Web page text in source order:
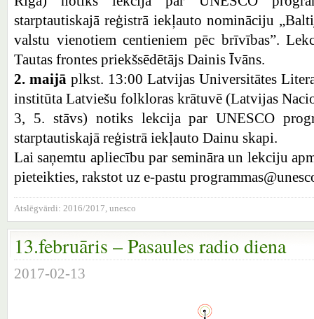
starptautiskajā reģistrā iekļauto nomināciju
valstu vienotiem centieniem pēc brīvības”.
Tautas frontes priekšsēdētājs Dainis Īvāns.
2. maijā plkst. 13:00 Latvijas Universitātes
institūta Latviešu folkloras krātuvē (Latvijas
3, 5. stāvs) notiks lekcija par UNESCO
starptautiskajā reģistrā iekļauto Dainu skapi.
Lai saņemtu apliecību par semināra un lekciju
pieteikties, rakstot uz e-pastu
Atslēgvārdi: 2016/2017, unesco
13.februāris – Pasaules radio diena
2017-02-13